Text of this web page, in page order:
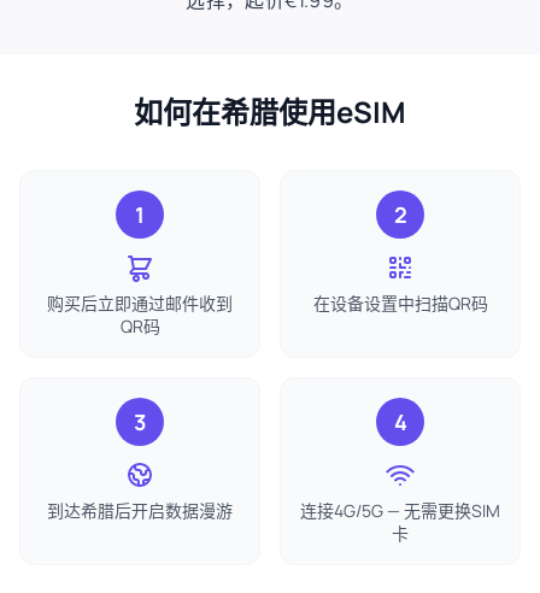
如何在希腊使用eSIM
1
购买后立即通过邮件收到
QR码
2
在设备设置中扫描QR码
3
到达希腊后开启数据漫游
4
连接4G/5G — 无需更换SIM
卡